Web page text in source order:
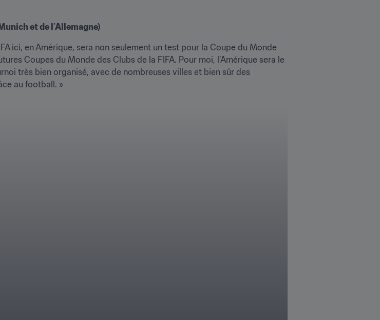
et de l’Allemagne)
ici, en Amérique, sera non seulement un test pour la Coupe du Monde
Coupes du Monde des Clubs de la FIFA. Pour moi, l’Amérique sera le
très bien organisé, avec de nombreuses villes et bien sûr des
au football. »